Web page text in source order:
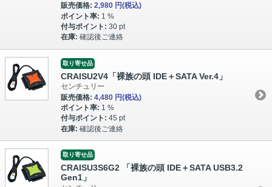
販売価格: 2,980 円(税込)
ポイント率: 1 %
付与ポイント: 30 pt
在庫: 確認後ご連絡
取り寄せ品
CRAISU2V4「裸族の頭 IDE＋SATA Ver.4」
センチュリー
販売価格: 4,480 円(税込)
ポイント率: 1 %
付与ポイント: 45 pt
在庫: 確認後ご連絡
取り寄せ品
CRAISU3S6G2 「裸族の頭 IDE＋SATA USB3.2
Gen1」